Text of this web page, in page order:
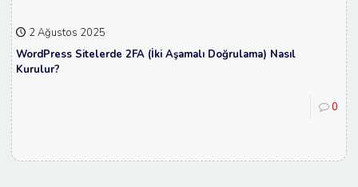
2 Ağustos 2025
WordPress Sitelerde 2FA (İki Aşamalı Doğrulama) Nasıl
Kurulur?
0